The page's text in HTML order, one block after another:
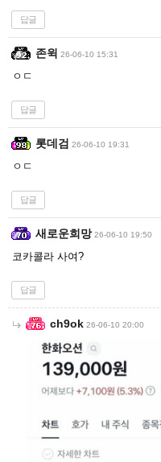
답글
존윅 26-06-10 15:31
ㅇㄷ
답글
롯데검 26-06-10 19:31
ㅇㄷ
답글
새로운희망 26-06-10 19:50
코카콜라 사여?
답글
ch9ok 26-06-10 20:00